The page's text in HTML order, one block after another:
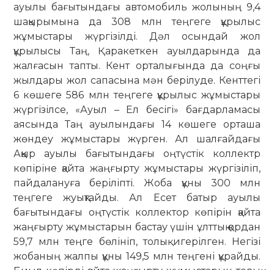
ауылы бағытындағы автомобиль жолының 9,4
шақырымына да 308 млн теңгеге құрылыс
жұмыстары жүргізілді. Дәл осындай жол
құрылысы Таң, Қаракеткен ауылдарында да
жалғасын тапты. Кент орталығында да соңғы
жылдары жол сапасына мән берілуде. Кенттегі
6 көшеге 586 млн теңгеге құрылыс жұмыстары
жүргізілсе, «Ауыл – Ел бесігі» бағдарламасы
аясында Таң ауылындағы 14 көшеге орташа
жөндеу жұмыстары жүрген. Ал шалғайдағы
Аққыр ауылы бағытындағы оңтүстік коллектр
көпіріне қайта жаңғырту жұмыстары жүргізіліп,
пайдалануға беріліпті. Жоба құны 300 млн
теңгеге жуықтайды. Ал Есет батыр ауылы
бағытындағы оңтүстік коллектор көпірін қайта
жаңғырту жұмыстарын бастау үшін ұлттық қордан
59,7 млн теңге бөлініп, толық игерілген. Негізі
жобаның жалпы құны 149,5 млн теңгені құрайды.